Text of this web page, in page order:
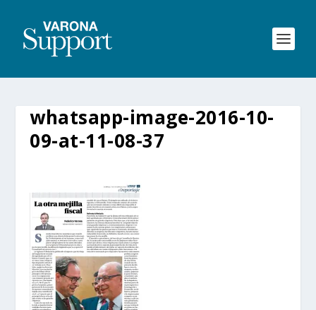
whatsapp-image-2016-10-
09-at-11-08-37